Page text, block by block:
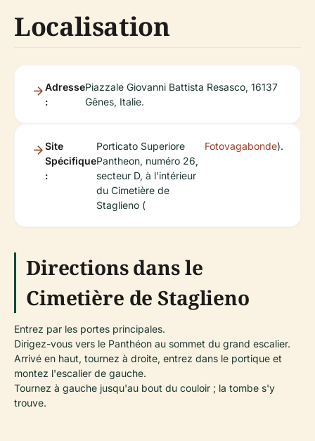
Localisation
Adresse
:
Piazzale Giovanni Battista Resasco, 16137
Gênes, Italie.
Site
Spécifique
:
Porticato Superiore
Pantheon, numéro 26,
secteur D, à l'intérieur
du Cimetière de
Staglieno (
Fotovagabonde).
Directions dans le
Cimetière de Staglieno
Entrez par les portes principales.
Dirigez-vous vers le Panthéon au sommet du grand escalier.
Arrivé en haut, tournez à droite, entrez dans le portique et
montez l'escalier de gauche.
Tournez à gauche jusqu'au bout du couloir ; la tombe s'y
trouve.